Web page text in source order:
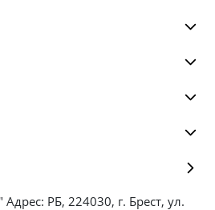
РБ, 224030, г. Брест, ул.